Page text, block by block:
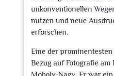
unkonventionellen
nutzen und neue
erforschen.
Eine der
Bezug auf Fotografie am